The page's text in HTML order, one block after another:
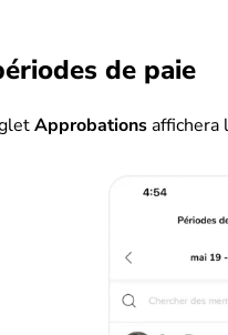
de paie
Approbationsaffichera